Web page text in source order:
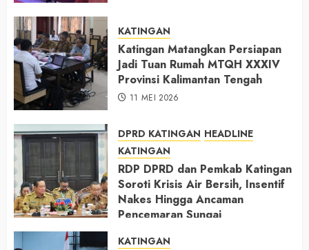
KATINGAN
Katingan Matangkan Persiapan
Jadi Tuan Rumah MTQH XXXIV
Provinsi Kalimantan Tengah
11 MEI 2026
DPRD KATINGAN HEADLINE
KATINGAN
RDP DPRD dan Pemkab Katingan
Soroti Krisis Air Bersih, Insentif
Nakes Hingga Ancaman
Pencemaran Sungai
KATINGAN